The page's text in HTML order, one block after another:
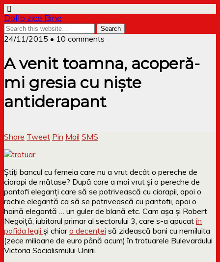
Dollo zice Bine
24/11/2015 • 10 comments
A venit toamna, acoperă-
mi gresia cu niște
antiderapant
Share Tweet Pin Mail SMS
Știți bancul cu femeia care nu a vrut decât o pereche de
ciorapi de mătase? După care a mai vrut și o pereche de
pantofi eleganți care să se potrivească cu ciorapii, apoi o
rochie elegantă ca să se potrivească cu pantofii, apoi o
haină elegantă … un guler de blană etc. Cam așa și Robert
Negoiță, iubitorul primar al sectorului 3, care s-a apucatîn
pofida legii și chiara decenței să zidească bani cu nemiluita
(zece milioane de euro până acum) în trotuarele Bulevardului
Victoria Socialismului Unirii.